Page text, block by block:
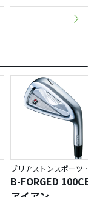
ブリヂストンスポーツ／BRIDGESTONE GOLF TOUR B
B-FORGED 100CB